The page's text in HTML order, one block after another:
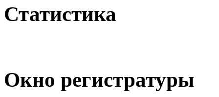
Статистика
Окно регистратуры